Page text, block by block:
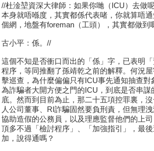
//杜淦堃資深大律師：如果你哋（ICU）去做
本身就唔喺度，其實都係代表啫，你就算唔
個網，地盤有foreman（工頭），其實都做到
古小平：係。//
這個不知是否衝口而出的「係」字，已表明
程序，等同推翻了孫靖乾之前的解釋。何況
擊巡查，為什麼偏偏只有ICU事先通知抽查對
為詐騙者大開方便之門的ICU，到底是否串謀
底。然而到目前為止，那二十五項控罪裏，
人公司董事、RI詐騙固然要負刑責，但無理
協助造假的公務員，以及理應監督他們的上司
頂多不過「檢討程序」、「加強指引」，最
加，說得通嗎？